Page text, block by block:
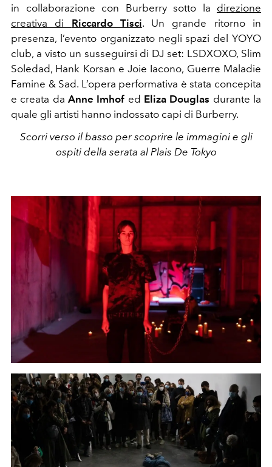
in collaborazione con Burberry sotto la direzione
creativa di Riccardo Tisci. Un grande ritorno in
presenza, l’evento organizzato negli spazi del YOYO
club, a visto un susseguirsi di DJ set: LSDXOXO, Slim
Soledad, Hank Korsan e Joie Iacono, Guerre Maladie
Famine & Sad. L’opera performativa è stata concepita
e creata da Anne Imhof ed Eliza Douglas durante la
quale gli artisti hanno indossato capi di Burberry.
Scorri verso il basso per scoprire le immagini e gli
ospiti della serata al Plais De Tokyo